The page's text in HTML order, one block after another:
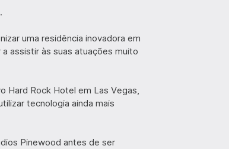
uma residência inovadora em
assistir às suas atuações muito
Hard Rock Hotel em Las Vegas,
tecnologia ainda mais
Pinewood antes de ser